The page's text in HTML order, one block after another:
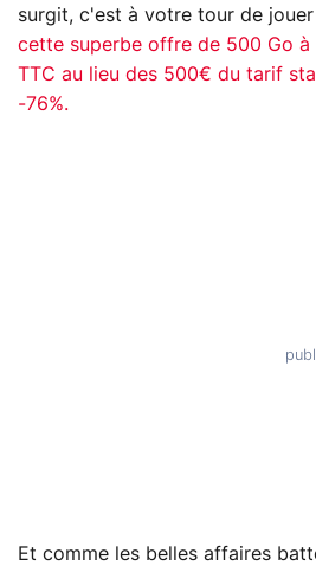
surgit, c'est à votre tour de jouer
cette superbe offre de 500 Go à
TTC au lieu des 500€ du tarif
-76%.
Et comme les belles affaires